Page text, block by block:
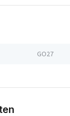
GO27